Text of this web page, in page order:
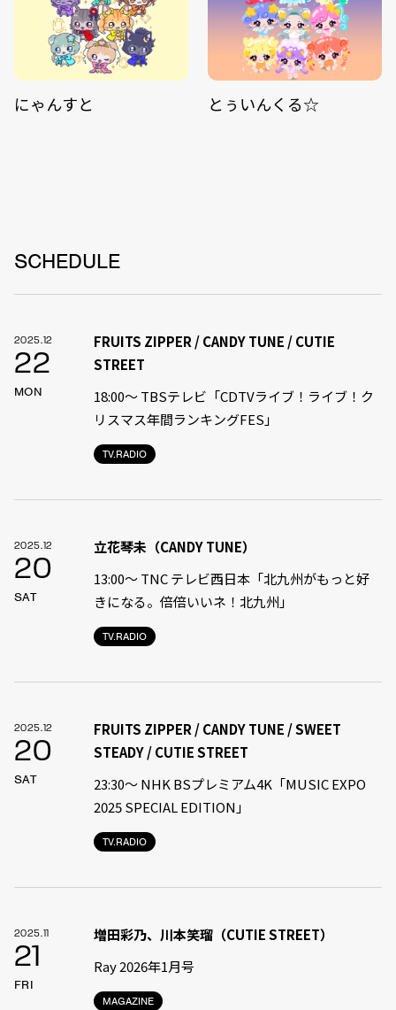
にゃんすと とぅいんくる☆
SCHEDULE
2025.12
22
MON
TV.RADIO
FRUITS ZIPPER / CANDY TUNE / CUTIE
STREET
18:00〜 TBSテレビ「CDTVライブ！ライブ！ク
リスマス年間ランキングFES」
2025.12
20
SAT
TV.RADIO
立花琴未（CANDY TUNE）
13:00〜 TNC テレビ西日本「北九州がもっと好
きになる。倍倍いいネ！北九州」
2025.12
20
SAT
TV.RADIO
FRUITS ZIPPER / CANDY TUNE / SWEET
STEADY / CUTIE STREET
23:30〜 NHK BSプレミアム4K「MUSIC EXPO
2025 SPECIAL EDITION」
2025.11
21
FRI
MAGAZINE
増田彩乃、川本笑瑠（CUTIE STREET）
Ray 2026年1月号